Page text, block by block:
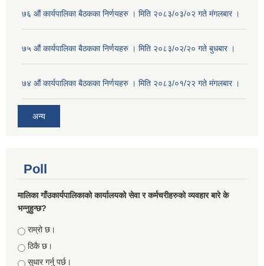
७६ औं कार्यपालिका बैठकका निर्णयहरु । मिति २०८३/०३/०२ गते मंगलबार ।
७५ औं कार्यपालिका बैठकका निर्णयहरु । मिति २०८३/०२/२० गते बुधबार ।
७४ औं कार्यपालिका बैठकका निर्णयहरु । मिति २०८३/०१/२२ गते मंगलबार ।
अन्य
Poll
मालिका गाँउकार्यपालिकाको कार्यालयको सेवा र कर्मचरीहरुको व्यवहार बारे के
भन्नुहुन्छ?
Choices
राम्रो छ।
ठिकै छ।
सुधार गर्नु पर्छ।